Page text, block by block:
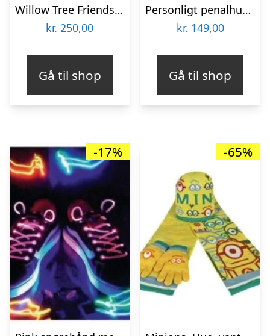
Willow Tree Friendship ornament
kr. 250,00
Gå til shop
Personligt penalhus med foto & tekst
kr. 149,00
Gå til shop
-17% -65%